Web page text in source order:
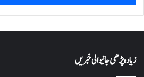
زیادہ پڑھی جانیوالی خبریں